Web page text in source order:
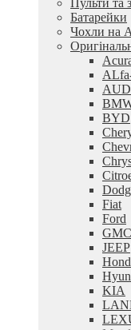
Пульти та
Батарейки
Чохли на
BYD
Fiat
Ford
GMC
JEEP
KIA